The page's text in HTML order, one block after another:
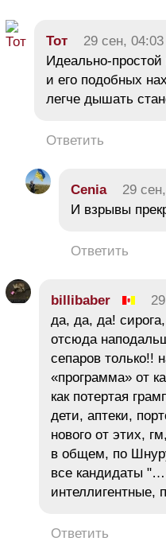
Тот 29 сен, 04:03
Идеально-
и его подобных
легче дышать
Ответить
Cenia 29
И взрывы
Ответить
billibaber
да, да, да!
отсюда
сепаров только!!
«программа» от
как потертая
дети, аптеки,
нового от этих,
в общем, по
все кандидаты
интеллигентные,
Ответить